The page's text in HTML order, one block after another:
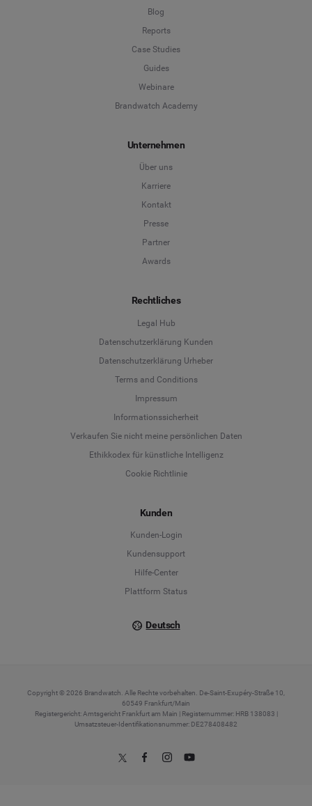
Blog
Reports
Case Studies
Guides
Webinare
Brandwatch Academy
Unternehmen
Über uns
Karriere
Kontakt
Presse
Partner
Awards
Rechtliches
Legal Hub
Datenschutzerklärung Kunden
Datenschutzerklärung Urheber
Terms and Conditions
Impressum
Informationssicherheit
Verkaufen Sie nicht meine persönlichen Daten
Ethikkodex für künstliche Intelligenz
Cookie Richtlinie
Kunden
Kunden-Login
Kundensupport
Hilfe-Center
Plattform Status
Deutsch
Deutsch
English
Copyright © 2026 Brandwatch. Alle Rechte vorbehalten. De-Saint-Exupéry-Straße 10,
60549 Frankfurt/Main
Registergericht: Amtsgericht Frankfurt am Main | Registernummer: HRB 138083 |
Umsatzsteuer-Identifikationsnummer: DE278408482